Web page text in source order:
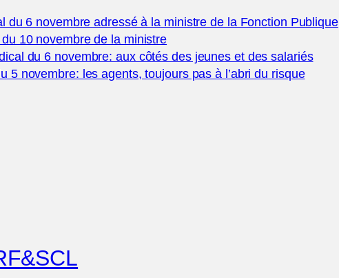
du 6 novembre adressé à la ministre de la Fonction Publique
10 novembre de la ministre
du 6 novembre: aux côtés des jeunes et des salariés
5 novembre: les agents, toujours pas à l’abri du risque